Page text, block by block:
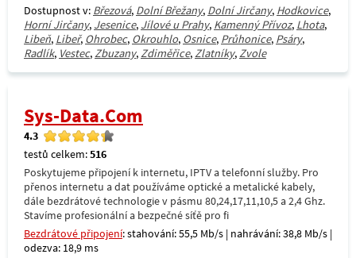
Dostupnost v: Březová, Dolní Břežany, Dolní Jirčany, Hodkovice,
Horní Jirčany, Jesenice, Jílové u Prahy, Kamenný Přívoz, Lhota,
Libeň, Libeř, Ohrobec, Okrouhlo, Osnice, Průhonice, Psáry,
Radlík, Vestec,Zbuzany,Zdiměřice,Zlatníky,Zvole
Sys-Data.Com
4.3
testů celkem:516
Poskytujeme připojení k internetu, IPTV a telefonní služby. Pro
přenos internetu a dat používáme optické a metalické kabely,
dále bezdrátové technologie v pásmu 80,24,17,11,10,5 a 2,4 Ghz.
Stavíme profesionální a bezpečné síťě pro fi
Bezdrátové připojení: stahování: 55,5 Mb/s | nahrávání: 38,8 Mb/s |
odezva: 18,9 ms